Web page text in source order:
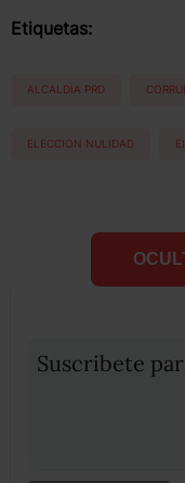
Etiquetas:
ALCALDIA PRD
ELECCION NULIDAD
Suscribete